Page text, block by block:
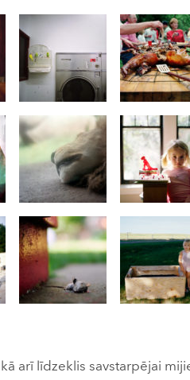
arī līdzeklis savstarpējai